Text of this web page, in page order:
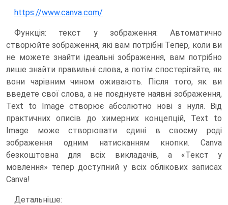
https://www.canva.com/
Функція: текст у зображення: Автоматично
створюйте зображення, які вам потрібні Тепер, коли ви
не можете знайти ідеальні зображення, вам потрібно
лише знайти правильні слова, а потім спостерігайте, як
вони чарівним чином оживають. Після того, як ви
введете свої слова, а не поєднуєте наявні зображення,
Text to Image створює абсолютно нові з нуля. Від
практичних описів до химерних концепцій, Text to
Image може створювати єдині в своєму роді
зображення одним натисканням кнопки. Canva
безкоштовна для всіх викладачів, а «Текст у
мовлення» тепер доступний у всіх облікових записах
Canva!
Детальніше: